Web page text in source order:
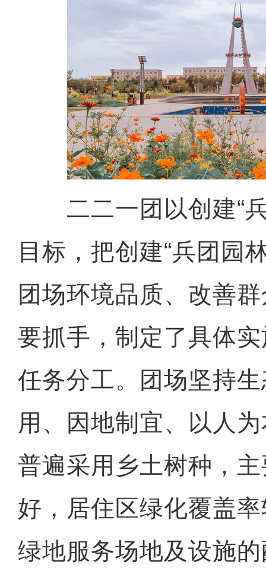
二二一团以创建“兵
目标，把创建“兵团园
团场环境品质、改善
要抓手，制定了具体
任务分工。团场坚持
用、因地制宜、以人
普遍采用乡土树种，
好，居住区绿化覆盖
绿地服务场地及设施